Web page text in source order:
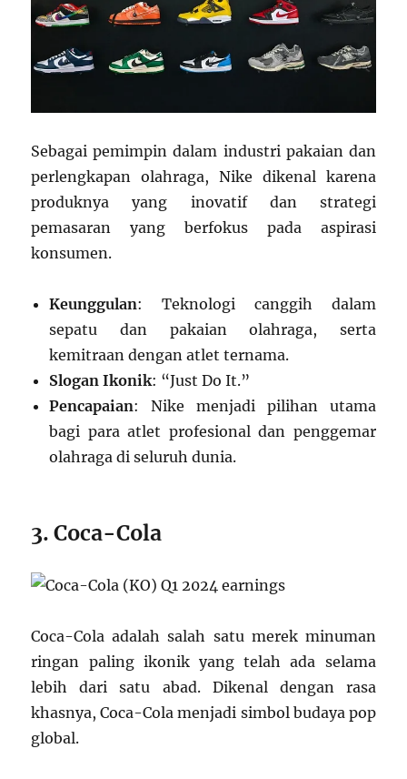
Sebagai pemimpin dalam industri pakaian dan
perlengkapan olahraga, Nike dikenal karena
produknya yang inovatif dan strategi
pemasaran yang berfokus pada aspirasi
konsumen.
Keunggulan: Teknologi canggih dalam
sepatu dan pakaian olahraga, serta
kemitraan dengan atlet ternama.
Slogan Ikonik: “Just Do It.”
Pencapaian: Nike menjadi pilihan utama
bagi para atlet profesional dan penggemar
olahraga di seluruh dunia.
3. Coca-Cola
Coca-Cola adalah salah satu merek minuman
ringan paling ikonik yang telah ada selama
lebih dari satu abad. Dikenal dengan rasa
khasnya, Coca-Cola menjadi simbol budaya pop
global.